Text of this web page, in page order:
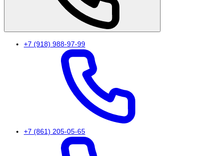
+7 (918) 988-97-99
+7 (861) 205-05-65